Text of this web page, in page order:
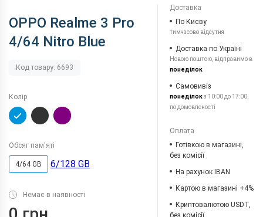
OPPO Realme 3 Pro
4/64 Nitro Blue
Код товару: 6693
Колір
Обсяг пам'яті
4/64 GB 6/128 GB
Немає в наявності
Доставка
По Києву
тимчасово відсутня
Доставка по Україні
Новою поштою, відправимо в
понеділок
Самовивіз
понеділокз 10:00 до 17:00,
по домовленості
Оплата
Готівкою в магазині,
без комісії
На рахунок IBAN
Картою в магазині +4%
Криптовалютою USDT,
без комісії